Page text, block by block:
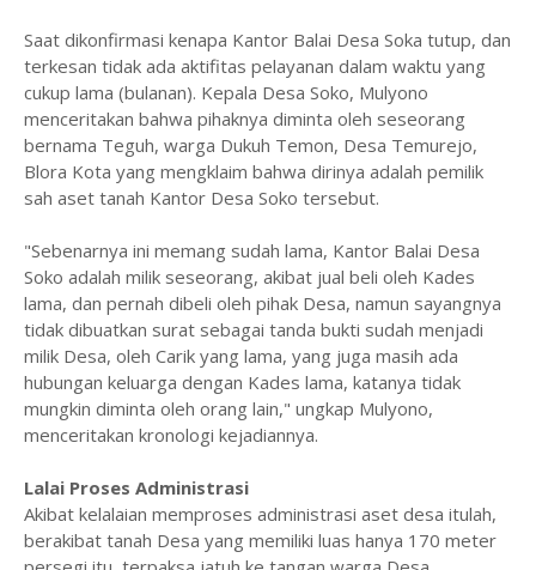
Saat dikonfirmasi kenapa Kantor Balai Desa Soka tutup, dan
terkesan tidak ada aktifitas pelayanan dalam waktu yang
cukup lama (bulanan). Kepala Desa Soko, Mulyono
menceritakan bahwa pihaknya diminta oleh seseorang
bernama Teguh, warga Dukuh Temon, Desa Temurejo,
Blora Kota yang mengklaim bahwa dirinya adalah pemilik
sah aset tanah Kantor Desa Soko tersebut.
"Sebenarnya ini memang sudah lama, Kantor Balai Desa
Soko adalah milik seseorang, akibat jual beli oleh Kades
lama, dan pernah dibeli oleh pihak Desa, namun sayangnya
tidak dibuatkan surat sebagai tanda bukti sudah menjadi
milik Desa, oleh Carik yang lama, yang juga masih ada
hubungan keluarga dengan Kades lama, katanya tidak
mungkin diminta oleh orang lain," ungkap Mulyono,
menceritakan kronologi kejadiannya.
Lalai Proses Administrasi
Akibat kelalaian memproses administrasi aset desa itulah,
berakibat tanah Desa yang memiliki luas hanya 170 meter